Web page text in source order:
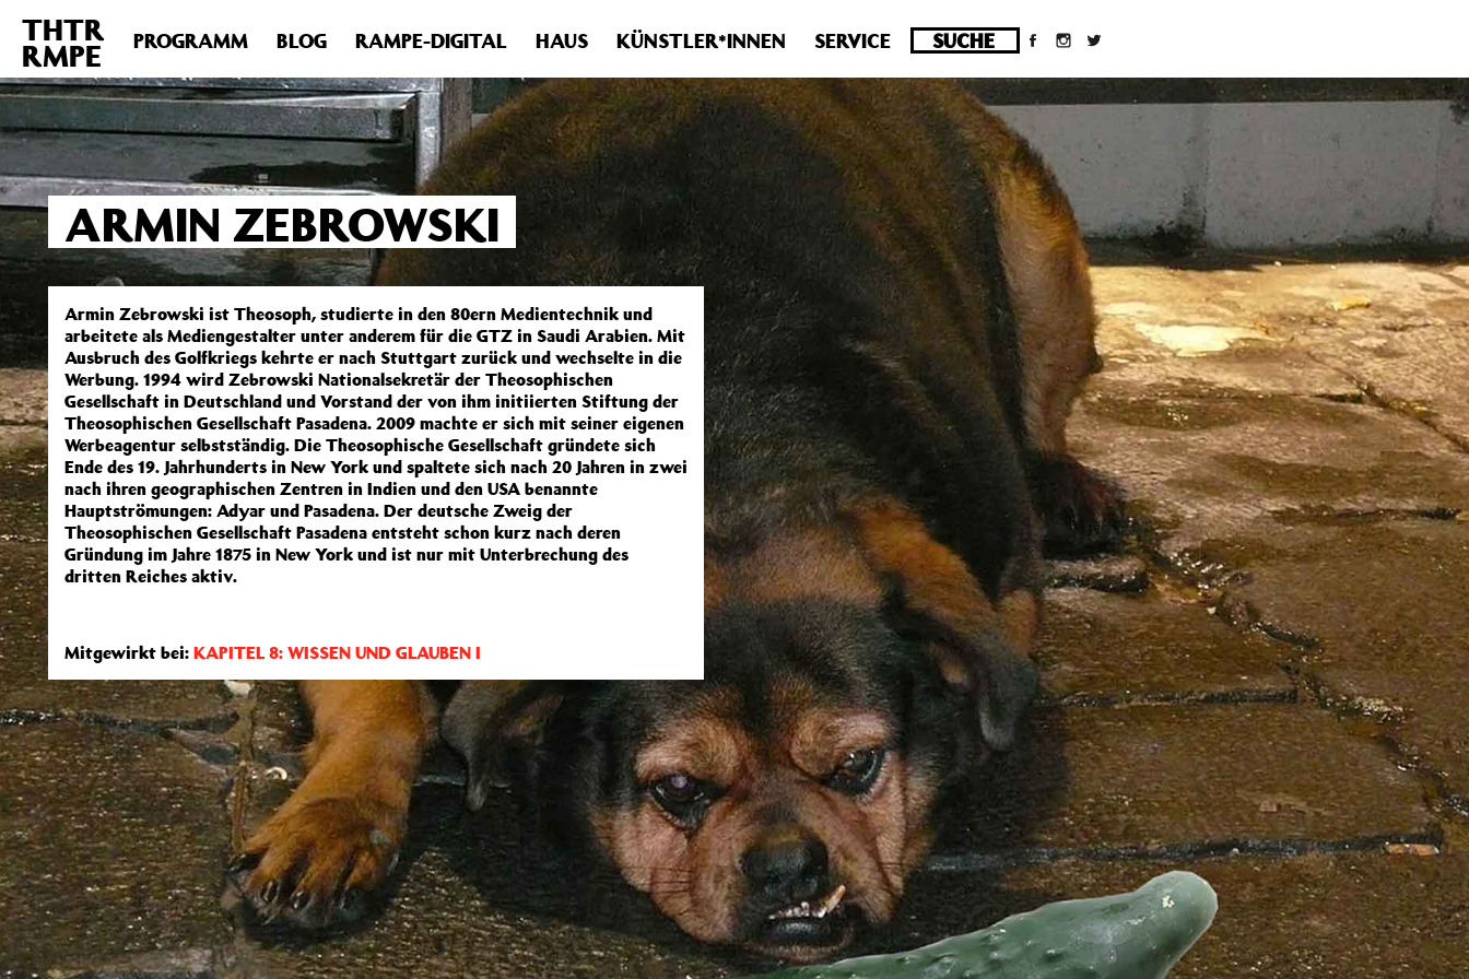
Deprecated : Die Funktion post_permalink ist seit Version 4.4.0 veraltet! Verwende stattdessen get_permalink(). in /homepages/10/d43051023/htdocs/wordpress/wp-
includes/functions.phpon line6031
THTR
RMPE PROGRAMM BLOG RAMPE-DIGITAL HAUS KÜNSTLER*INNEN SERVICE
ARMIN ZEBROWSKI
Armin Zebrowski ist Theosoph, studierte in den 80ern Medientechnik und
arbeitete als Mediengestalter unter anderem für die GTZ in Saudi Arabien. Mit
Ausbruch des Golfkriegs kehrte er nach Stuttgart zurück und wechselte in die
Werbung. 1994 wird Zebrowski Nationalsekretär der Theosophischen
Gesellschaft in Deutschland und Vorstand der von ihm initiierten Stiftung der
Theosophischen Gesellschaft Pasadena. 2009 machte er sich mit seiner eigenen
Werbeagentur selbstständig. Die Theosophische Gesellschaft gründete sich
Ende des 19. Jahrhunderts in New York und spaltete sich nach 20 Jahren in zwei
nach ihren geographischen Zentren in Indien und den USA benannte
Hauptströmungen: Adyar und Pasadena. Der deutsche Zweig der
Theosophischen Gesellschaft Pasadena entsteht schon kurz nach deren
Gründung im Jahre 1875 in New York und ist nur mit Unterbrechung des
dritten Reiches aktiv.
Mitgewirkt bei: KAPITEL 8: WISSEN UND GLAUBEN I